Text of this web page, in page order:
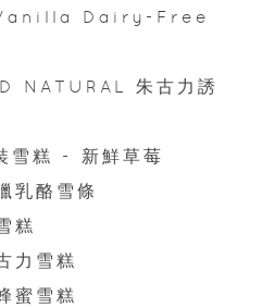
Dairy-Free
NATURAL 朱古力誘
雪糕 - 新鮮草莓
乳酪雪條
糕
力雪糕
蜜雪糕